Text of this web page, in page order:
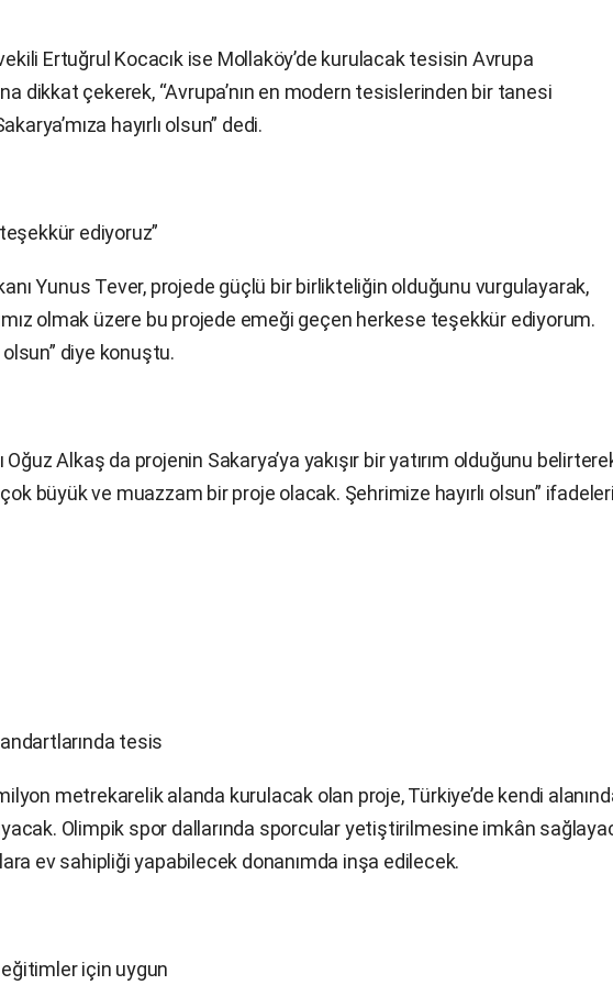
Ertuğrul Kocacık ise Mollaköy’de kurulacak tesisin Avrupa
dikkat çekerek, “Avrupa’nın en modern tesislerinden bir tanesi
hayırlı olsun” dedi.
ediyoruz”
Yunus Tever, projede güçlü bir birlikteliğin olduğunu vurgulayarak,
olmak üzere bu projede emeği geçen herkese teşekkür ediyorum.
olsun” diye konuştu.
Alkaş da projenin Sakarya’ya yakışır bir yatırım olduğunu
çok büyük ve muazzam bir proje olacak. Şehrimize hayırlı olsun”
tesis
metrekarelik alanda kurulacak olan proje, Türkiye’de kendi
Olimpik spor dallarında sporcular yetiştirilmesine imkân
ev sahipliği yapabilecek donanımda inşa edilecek.
için uygun